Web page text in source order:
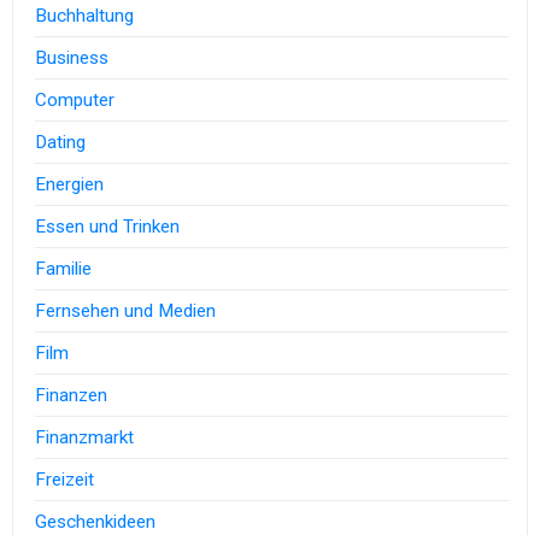
Buchhaltung
Business
Computer
Dating
Energien
Essen und Trinken
Familie
Fernsehen und Medien
Film
Finanzen
Finanzmarkt
Freizeit
Geschenkideen